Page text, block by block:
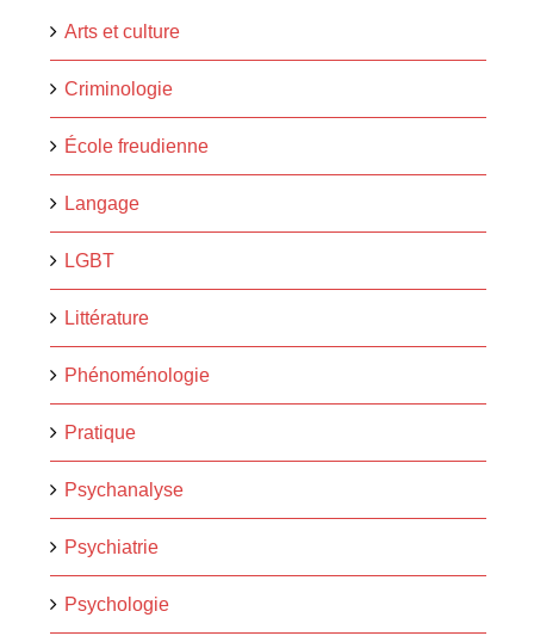
Arts et culture
Criminologie
École freudienne
Langage
LGBT
Littérature
Phénoménologie
Pratique
Psychanalyse
Psychiatrie
Psychologie